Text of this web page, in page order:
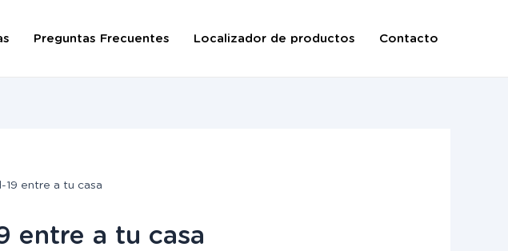
Preguntas Frecuentes Localizador de productos Contacto
19 entre a tu casa
entre a tu casa